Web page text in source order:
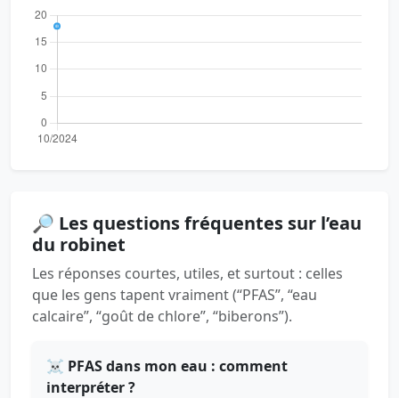
🔎 Les questions fréquentes sur l’eau
du robinet
Les réponses courtes, utiles, et surtout : celles
que les gens tapent vraiment (“PFAS”, “eau
calcaire”, “goût de chlore”, “biberons”).
☠️ PFAS dans mon eau : comment
interpréter ?